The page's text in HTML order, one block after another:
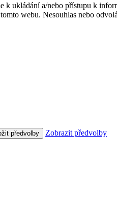
ukládání a/nebo přístupu k
webu. Nesouhlas nebo
předvolby Zobrazit předvolby